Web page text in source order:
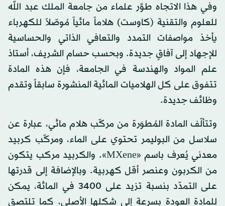
وفي هذا الاتجاه طوَّر علماء من جامعة الملك عبد الله
للعلوم والتقنية (كاوست) هلاماً مائياً مُوصّلاً للكهرباء
يأخذ مواصفات التمدد والتعافي الذاتي والحساسية
للإجهاد إلى آفاقٍ جديدة. وبحسب حسام الشريف، أستاذ
علم المواد والهندسة في الجامعة، فإن هذه المادة
تتفوق على كل الهلاميات المائية المنشورة سابقاً وتقدم
وظائف جديدة.
وتتألّف المادة المُطوَرة من مركّب هلام مائي، عبارة عن
سلاسل من البوليمر تحتوي على الماء، ومركّب كربيد
معدني يُعرف باسم «MXene». والكربيد مركب يتكون
من الكربون وعنصر أقل كهربية. وبالإضافة إلى قدرتها
على التمدّد بنسبة تزيد على 3400 في المائة، يمكن
للمادة العودة بسرعة إلى شكلها الأصلي، كما تلتصق